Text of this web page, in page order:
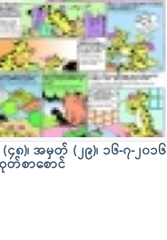
၈)၊ အမှတ် (၂၉)၊ ၁၆-၇-၂၀၁၆
စာစောင်